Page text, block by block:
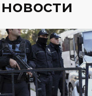
СЕГОДНЯ 02 :32